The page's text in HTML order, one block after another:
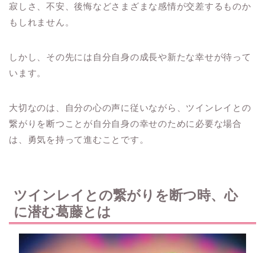
寂しさ、不安、後悔などさまざまな感情が交差するものか
もしれません。
しかし、その先には自分自身の成長や新たな幸せが待って
います。
大切なのは、自分の心の声に従いながら、ツインレイとの
繋がりを断つことが自分自身の幸せのために必要な場合
は、勇気を持って進むことです。
ツインレイとの繋がりを断つ時、心
に潜む葛藤とは